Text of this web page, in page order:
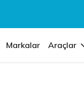
Markalar Araçlar